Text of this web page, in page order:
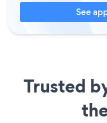
See
Trusted